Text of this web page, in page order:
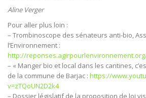
Aline Verger
Pour aller plus loin :
– Trombinoscope des sénateurs anti-bio,
l’Environnement :
http://
– « Manger bio et local dans les cantines,
de la commune de Barjac : https://
v=zTQoUN2D2k4
– Dossier législatif de la proposition de loi